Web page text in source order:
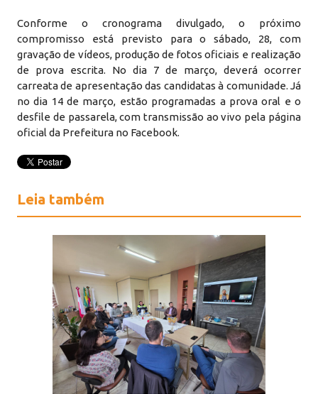
Conforme o cronograma divulgado, o próximo
compromisso está previsto para o sábado, 28, com
gravação de vídeos, produção de fotos oficiais e realização
de prova escrita. No dia 7 de março, deverá ocorrer
carreata de apresentação das candidatas à comunidade. Já
no dia 14 de março, estão programadas a prova oral e o
desfile de passarela, com transmissão ao vivo pela página
oficial da Prefeitura no Facebook.
Leia também